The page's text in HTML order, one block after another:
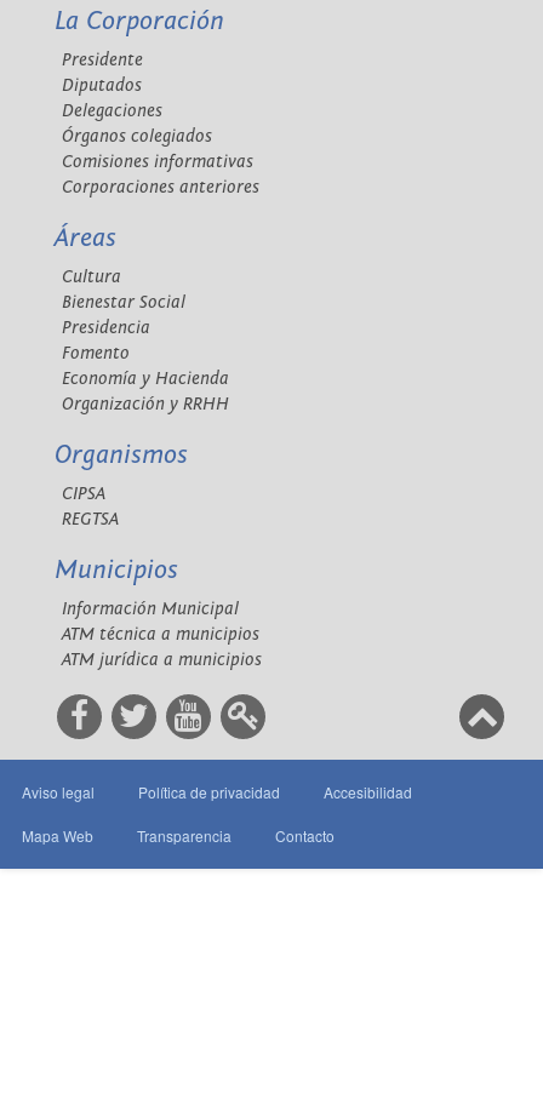
La Corporación
Presidente
Diputados
Delegaciones
Órganos colegiados
Comisiones informativas
Corporaciones anteriores
Áreas
Cultura
Bienestar Social
Presidencia
Fomento
Economía y Hacienda
Organización y RRHH
Organismos
CIPSA
REGTSA
Municipios
Información Municipal
ATM técnica a municipios
ATM jurídica a municipios
Aviso legal Política de privacidad Accesibilidad
Mapa Web Transparencia Contacto